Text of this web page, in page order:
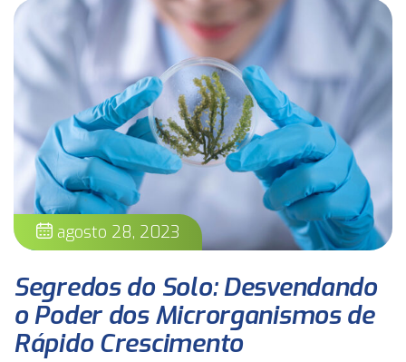
agosto 28, 2023
Segredos do Solo: Desvendando
o Poder dos Microrganismos de
Rápido Crescimento